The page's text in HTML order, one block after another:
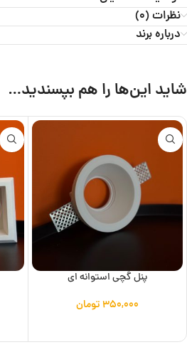
نظرات (0)
درباره برند
شاید این‌ها را هم بپسندید…
پنل گچی استوانه ای
۳۵۰,۰۰۰تومان